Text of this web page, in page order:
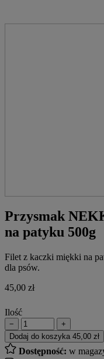
Przysmak
na patyku 500g
Filet z kaczki miękki na
dla psów.
45,00 zł
Ilość
−
+
Dodaj do koszyka 45,00 zł
Dostępność: w